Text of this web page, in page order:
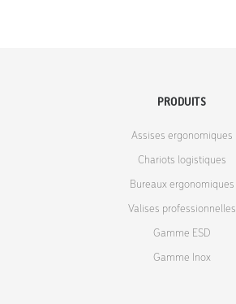
PRODUITS
Assises ergonomiques
Chariots logistiques
Bureaux ergonomiques
Valises professionnelles
Gamme ESD
Gamme Inox